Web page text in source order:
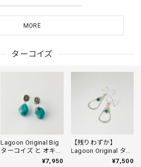
MORE
ターコイズ
Lagoon Original Big
ターコイズ と オキシ
ダイズクローバー ス
¥7,950
【残りわずか】
Lagoon Original ター
コイズ 横フープピア
¥7,500